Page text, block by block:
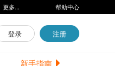
更多... 帮助中心
登录 注册
新手指南